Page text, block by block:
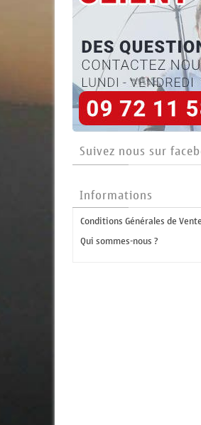
Suivez nous sur
Informations
Conditions Générales de Vente
Qui sommes-nous ?